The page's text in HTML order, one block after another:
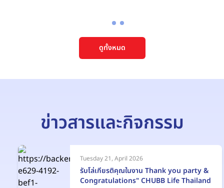
ดูทั้งหมด
ข่าวสารและกิจกรรม
Tuesday 21, April 2026
รับโล่เกียรติคุณในงาน Thank you party &
Congratulations" CHUBB Life Thailand